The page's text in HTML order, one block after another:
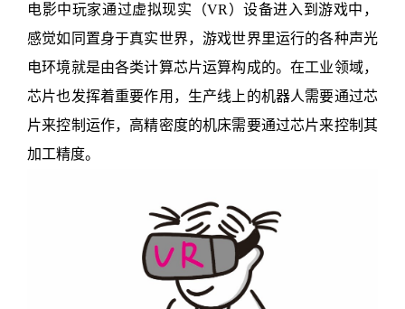
电影中玩家通过虚拟现实 （VR ）设备进入到游戏中，
感觉如同置身于真实世界，游戏世界里运行的各种声光
电环境就是由各类计算芯片运算构成的。在工业领域，
芯片也发挥着重要作用，生产线上的机器人需要通过芯
片来控制运作，高精密度的机床需要通过芯片来控制其
加工精度。